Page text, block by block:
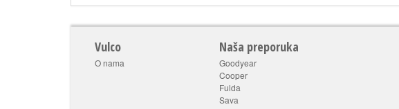
Vulco
O nama
Naša preporuka
Goodyear
Cooper
Fulda
Sava